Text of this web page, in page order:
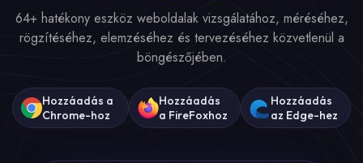
64+ hatékony eszköz weboldalak vizsgálatához, méréséhez,
rögzítéséhez, elemzéséhez és tervezéséhez közvetlenül a
böngészőjében.
Hozzáadás a
Chrome-hoz
Hozzáadás
a FireFoxhoz
Hozzáadás
az Edge-hez